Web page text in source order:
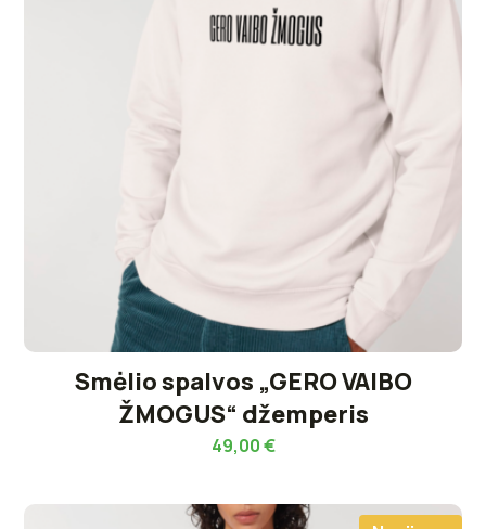
Smėlio spalvos „GERO VAIBO
ŽMOGUS“ džemperis
49,00€